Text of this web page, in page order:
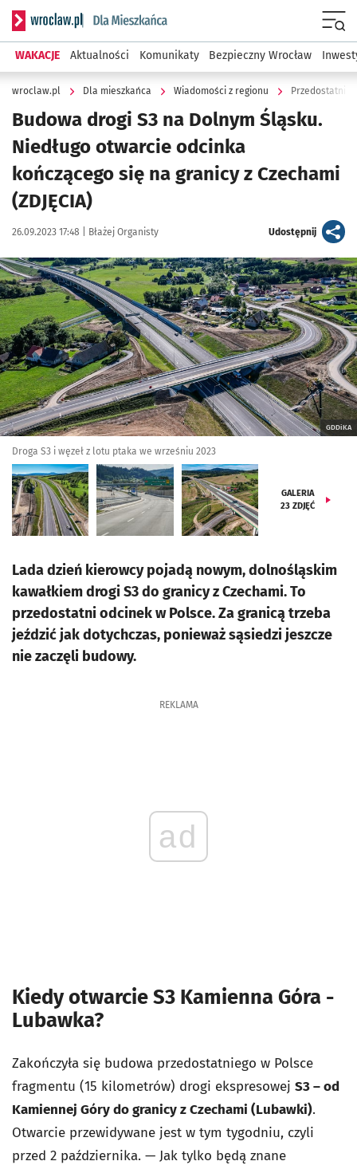
Serwis informacyjny wroclaw.pl podserwis: Dla mieszkańca
WAKACJE Aktualności Komunikaty Bezpieczny Wrocław
wroclaw.pl Dla mieszkańca Wiadomości z regionu Przedostatni
Budowa drogi S3 na Dolnym Śląsku.
Niedługo otwarcie odcinka
kończącego się na granicy z Czechami
(ZDJĘCIA)
Data publikacji:
26.09.2023 17:48 | Autor:
Błażej Organisty Udostępnijartykuł
Kliknij, aby zobaczyć galerię
GDDiKA
Droga S3 i węzeł z lotu ptaka we wrześniu 2023
GALERIA
23 ZDJĘĆ
Lada dzień kierowcy pojadą nowym, dolnośląskim
kawałkiem drogi S3 do granicy z Czechami. To
przedostatni odcinek w Polsce. Za granicą trzeba
jeździć jak dotychczas, ponieważ sąsiedzi jeszcze
nie zaczęli budowy.
REKLAMA
ad
Kiedy otwarcie S3 Kamienna Góra -
Lubawka?
Zakończyła się budowa przedostatniego w Polsce
fragmentu (15 kilometrów) drogi ekspresowej S3 – od
Kamiennej Góry do granicy z Czechami (Lubawki).
Otwarcie przewidywane jest w tym tygodniu, czyli
przed 2 października. — Jak tylko będą znane